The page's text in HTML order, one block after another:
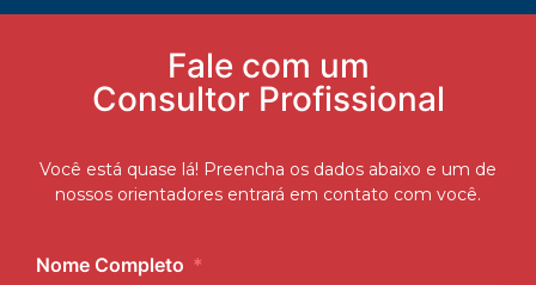
Fale com um
Consultor Profissional
Você está quase lá! Preencha os dados abaixo e um de
nossos orientadores entrará em contato com você.
Nome Completo